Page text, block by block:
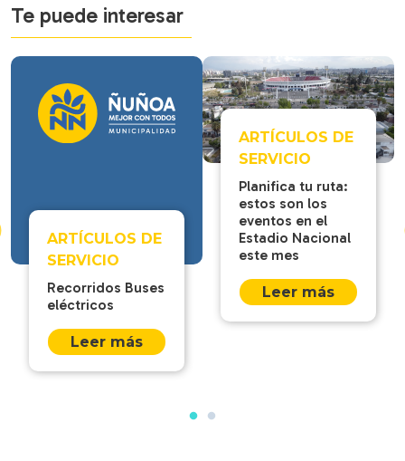
Te puede interesar
ARTÍCULOS DE
SERVICIO
Recorridos Buses
eléctricos
Leer más
ARTÍCULOS DE
SERVICIO
Planifica tu ruta:
estos son los
eventos en el
Estadio Nacional
este mes
Leer más